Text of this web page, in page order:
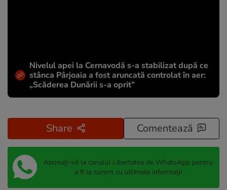
Nivelul apei la Cernavodă s-a stabilizat după ce
stânca Pârjoaia a fost aruncată controlat în aer:
„Scăderea Dunării s-a oprit”
Share Comentează
Abonați-vă la canalul Libertatea de WhatsApp pentru
a fi la curent cu ultimele informații